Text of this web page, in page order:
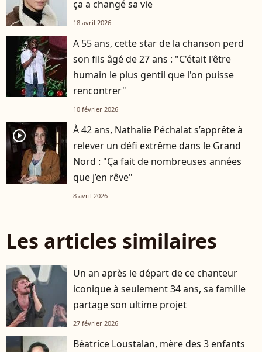
ça a changé sa vie
18 avril 2026
A 55 ans, cette star de la chanson perd
son fils âgé de 27 ans : "C'était l'être
humain le plus gentil que l'on puisse
rencontrer"
10 février 2026
player2
À 42 ans, Nathalie Péchalat s’apprête à
relever un défi extrême dans le Grand
Nord : "Ça fait de nombreuses années
que j’en rêve"
8 avril 2026
Les articles similaires
Un an après le départ de ce chanteur
iconique à seulement 34 ans, sa famille
partage son ultime projet
27 février 2026
Béatrice Loustalan, mère des 3 enfants